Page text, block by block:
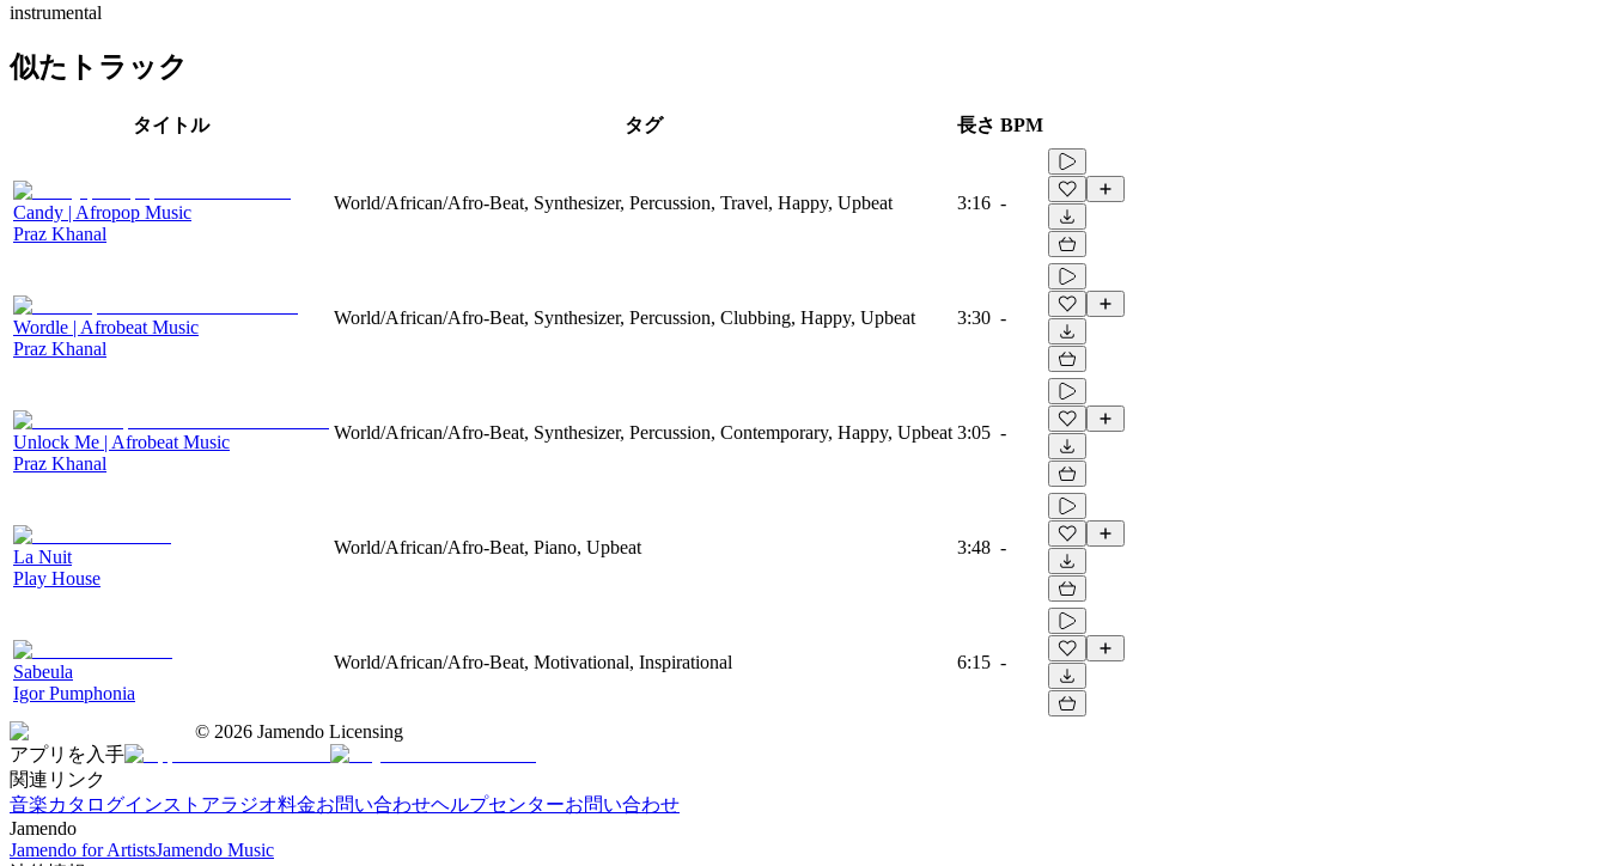
instrumental
似たトラック
タイトル タグ 長さ BPM
Candy | Afropop Music
Praz Khanal
World/African/Afro-Beat, Synthesizer, Percussion, Travel, Happy, Upbeat 3:16 -
Wordle | Afrobeat Music
Praz Khanal
World/African/Afro-Beat, Synthesizer, Percussion, Clubbing, Happy, Upbeat 3:30 -
Unlock Me | Afrobeat Music
Praz Khanal
World/African/Afro-Beat, Synthesizer, Percussion, Contemporary, Happy, Upbeat 3:05 -
La Nuit
Play House
World/African/Afro-Beat, Piano, Upbeat 3:48 -
Sabeula
Igor Pumphonia
World/African/Afro-Beat, Motivational, Inspirational 6:15 -
© 2026 Jamendo Licensing
アプリを入手
関連リンク
音楽カタログインストアラジオ料金お問い合わせヘルプセンターお問い合わせ
Jamendo
Jamendo for ArtistsJamendo Music